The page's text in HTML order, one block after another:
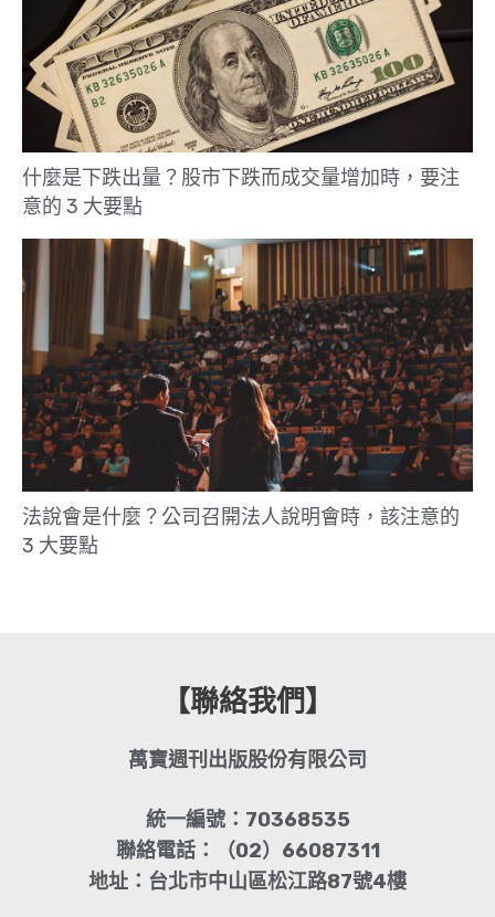
什麼是下跌出量？股市下跌而成交量增加時，要注
意的 3 大要點
法說會是什麼？公司召開法人說明會時，該注意的
3 大要點
【聯絡我們】
萬寶週刊出版股份有限公司
統一編號：70368535
聯絡電話：（02）66087311
地址：台北市中山區松江路87號4樓